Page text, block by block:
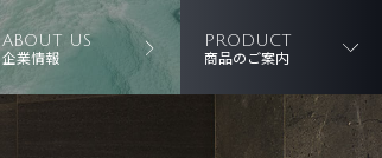
ABOUT US
企業情報
PRODUCT
商品のご案内